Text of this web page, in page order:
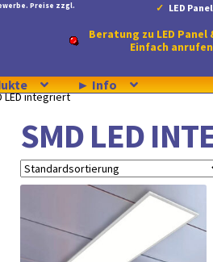
Preise zzgl.
LED
Beratung zu LED Panel
Einfach
► Info
LED integriert
SMD LED